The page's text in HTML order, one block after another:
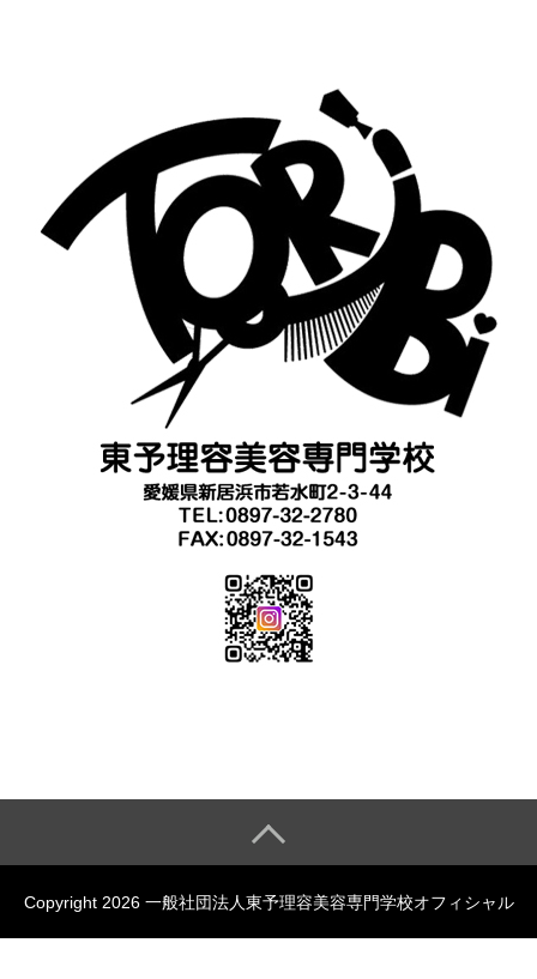
Copyright 2026 一般社団法人東予理容美容専門学校オフィシャル